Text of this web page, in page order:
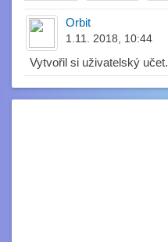
Orbit
1.11. 2018, 10:44
Vytvořil si uživatelský učet.